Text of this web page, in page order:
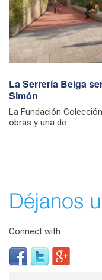
La Serrería Belga
Simón
La Fundación
obras y una de...
Déjanos
Connect with